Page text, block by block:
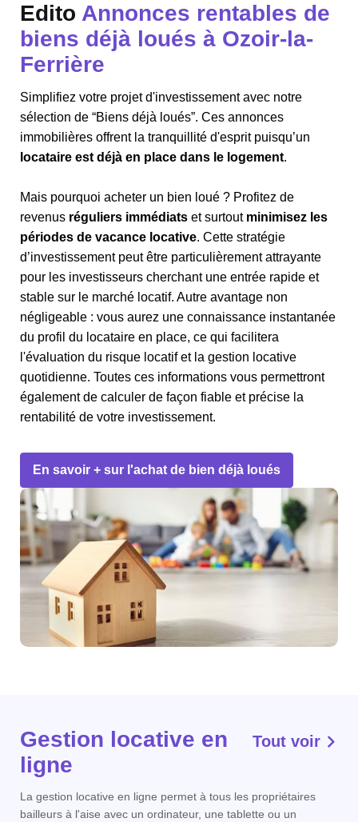
Edito Annonces rentables de
biens déjà loués à Ozoir-la-
Ferrière
Simplifiez votre projet d'investissement avec notre
sélection de “Biens déjà loués”. Ces annonces
immobilières offrent la tranquillité d'esprit puisqu’un
locataire est déjà en place dans le logement.
Mais pourquoi acheter un bien loué ? Profitez de
revenus réguliers immédiats et surtout minimisez les
périodes de vacance locative. Cette stratégie
d’investissement peut être particulièrement attrayante
pour les investisseurs cherchant une entrée rapide et
stable sur le marché locatif. Autre avantage non
négligeable : vous aurez une connaissance instantanée
du profil du locataire en place, ce qui facilitera
l'évaluation du risque locatif et la gestion locative
quotidienne. Toutes ces informations vous permettront
également de calculer de façon fiable et précise la
rentabilité de votre investissement.
En savoir + sur l'achat de bien déjà loués
Gestion locative en
ligne
Tout voir
La gestion locative en ligne permet à tous les propriétaires
bailleurs à l'aise avec un ordinateur, une tablette ou un